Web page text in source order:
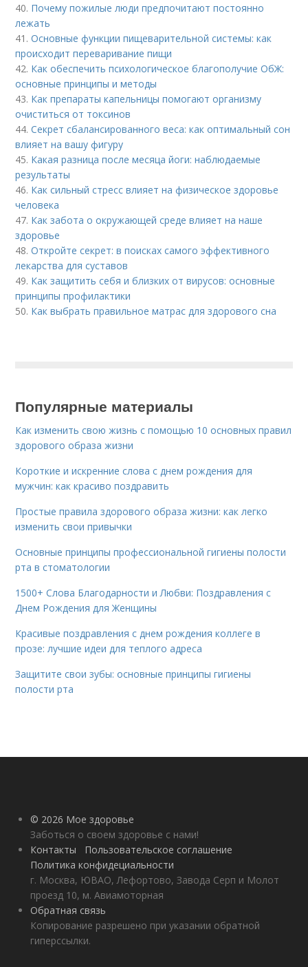
40. Почему пожилые люди предпочитают постоянно
лежать
41.Основные функции пищеварительной системы: как
происходит переваривание пищи
42. Как обеспечить психологическое благополучие ОбЖ:
основные принципы и методы
43. Как препараты капельницы помогают организму
очиститься от токсинов
44.Секрет сбалансированного веса: как оптимальный сон
влияет на вашу фигуру
45. Какая разница после месяца йоги: наблюдаемые
результаты
46. Как сильный стресс влияет на физическое здоровье
человека
47. Как забота о окружающей среде влияет на наше
здоровье
48.Откройте секрет: в поисках самого эффективного
лекарства для суставов
49. Как защитить себя и близких от вирусов: основные
принципы профилактики
50. Как выбрать правильное матрас для здорового сна
Популярные материалы
Как изменить свою жизнь с помощью 10 основных правил
здорового образа жизни
Короткие и искренние слова с днем рождения для
мужчин: как красиво поздравить
Простые правила здорового образа жизни: как легко
изменить свои привычки
Основные принципы профессиональной гигиены полости
рта в стоматологии
1500+ Слова Благодарности и Любви: Поздравления с
Днем Рождения для Женщины
Красивые поздравления с днем рождения коллеге в
прозе: лучшие идеи для теплого адреса
Защитите свои зубы: основные принципы гигиены
полости рта
© 2026 Мое здоровье
Заботься о своем здоровье с нами!
Контакты
Пользовательское соглашение
Политика конфидециальности
г. Москва, ЮВАО, Лефортово, Завода Серп и Молот
проезд 10, м. Авиамоторная
Обратная связь
Копирование разрешено при указании обратной
гиперссылки.